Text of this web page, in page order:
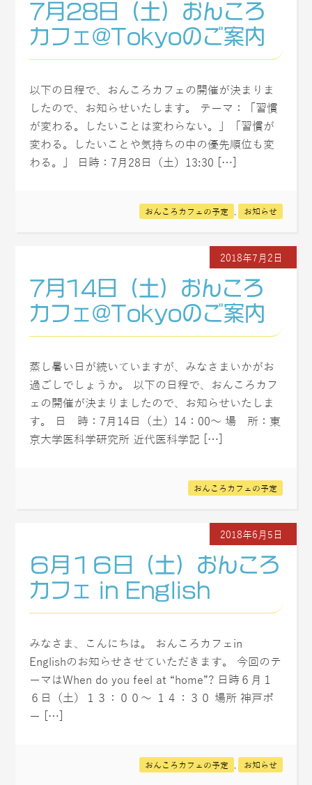
7月28日（土）おんころ
カフェ@Tokyoのご案内
以下の日程で、おんころカフェの開催が決まりま
したので、お知らせいたします。 テーマ：「習慣
が変わる。したいことは変わらない。」「習慣が
変わる。したいことや気持ちの中の優先順位も変
わる。」 日時：7月28日（土）13:30 […]
おんころカフェの予定 お知らせ
2018年7月2日
7月14日（土）おんころ
カフェ@Tokyoのご案内
蒸し暑い日が続いていますが、みなさまいかがお
過ごしでしょうか。 以下の日程で、おんころカフ
ェの開催が決まりましたので、お知らせいたしま
す。 日 時：7月14日（土）14：00〜 場 所：東
京大学医科学研究所 近代医科学記 […]
おんころカフェの予定
2018年6月5日
６月１６日（土）おんころ
カフェ in English
みなさま、こんにちは。 おんころカフェin
Englishのお知らせさせていただきます。 今回のテ
ーマはWhen do you feel at “home”? 日時６月１
６日（土）１３：００～ １４：３０ 場所 神戸ポ
ー […]
おんころカフェの予定 お知らせ